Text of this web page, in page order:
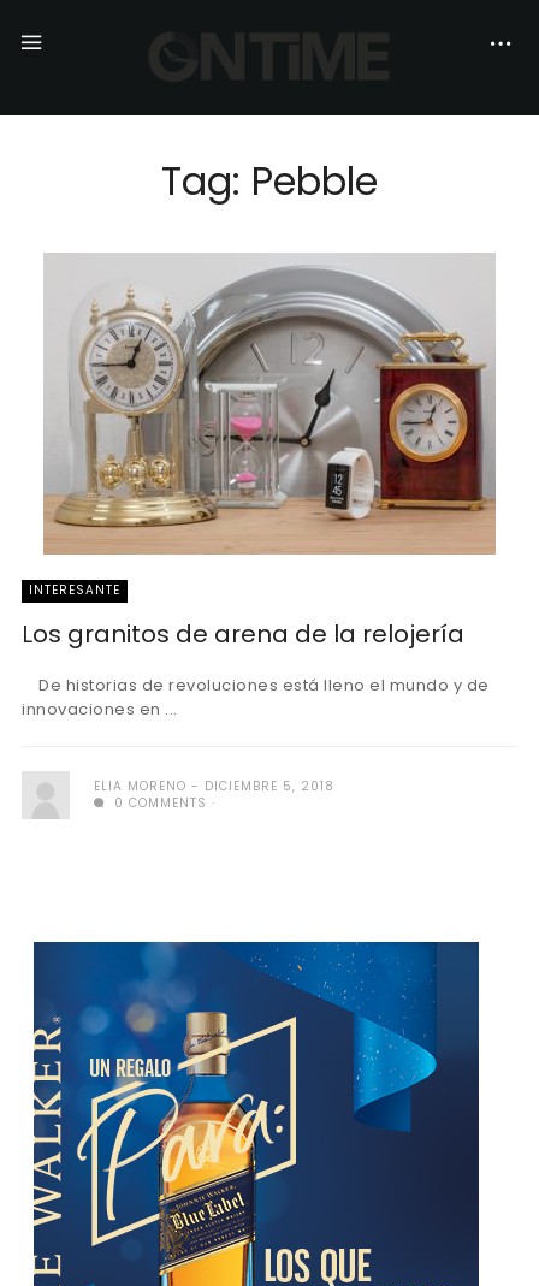
Tag: Pebble
INTERESANTE
Los granitos de arena de la relojería
De historias de revoluciones está lleno el mundo y de
innovaciones en ...
ELIA MORENO
DICIEMBRE 5, 2018
0 COMMENTS